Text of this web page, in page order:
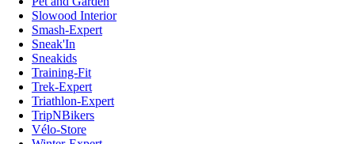
Slowood Interior
Smash-Expert
Sneak'In
Sneakids
Training-Fit
Trek-Expert
Triathlon-Expert
TripNBikers
Vélo-Store